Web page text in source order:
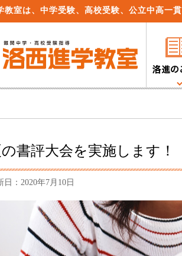
教室は、中学受験、高校受験、公立中高一
書評大会を実施します！
日：2020年7月10日